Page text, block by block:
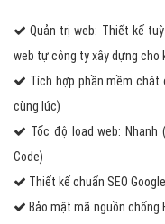
Quản trị web: Thiết kế
web tự công ty xây dựng cho
Tích hợp phần mềm chát
cùng lúc)
Tốc độ load web:
Code)
Thiết kế chuẩn SEO
Bảo mật mã nguồn chống